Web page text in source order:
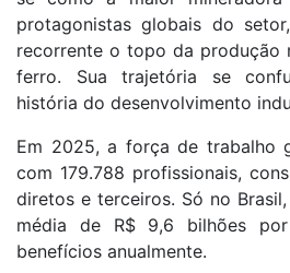
protagonistas globais do
recorrente o topo da produção
ferro. Sua trajetória se
história do desenvolvimento
Em 2025, a força de trabalho
com 179.788 profissionais,
diretos e terceiros. Só no
média de R$ 9,6 bilhões
benefícios anualmente.